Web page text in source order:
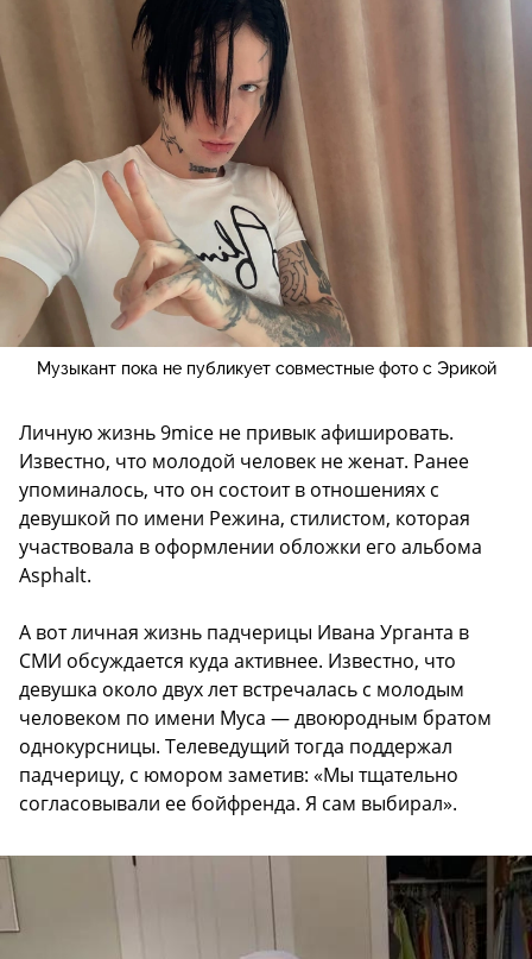
Музыкант пока не публикует совместные фото с Эрикой
Личную жизнь 9mice не привык афишировать.
Известно, что молодой человек не женат. Ранее
упоминалось, что он состоит в отношениях с
девушкой по имени Режина, стилистом, которая
участвовала в оформлении обложки его альбома
Asphalt.
А вот личная жизнь падчерицы Ивана Урганта в
СМИ обсуждается куда активнее. Известно, что
девушка около двух лет встречалась с молодым
человеком по имени Муса — двоюродным братом
однокурсницы. Телеведущий тогда поддержал
падчерицу, с юмором заметив: «Мы тщательно
согласовывали ее бойфренда. Я сам выбирал».